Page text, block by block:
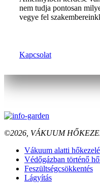
nem tudja pontosan
vegye fel
Kapcsolat
©2026, VÁKUUM
Vákuum alatti
Védőgázban történő
Feszültségcsökkentés
Lágyítás